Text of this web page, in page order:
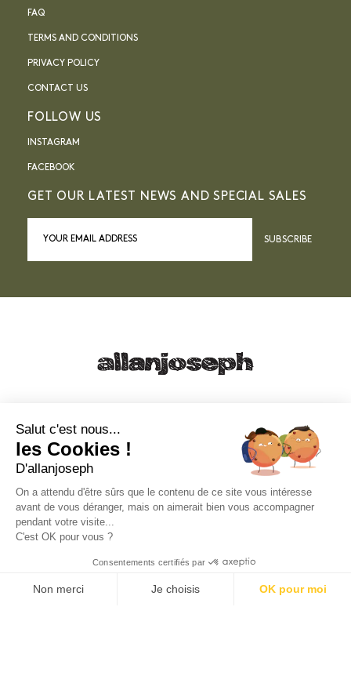
FAQ
TERMS AND CONDITIONS
PRIVACY POLICY
CONTACT US
FOLLOW US
INSTAGRAM
FACEBOOK
GET OUR LATEST NEWS AND SPECIAL SALES
SUBSCRIBE
49, RUE FRANCIS DAVSO - 13001 MARSEILLE
eshop@allanjoseph.com
Salut c'est nous...
les Cookies !
D'allanjoseph
On a attendu d'être sûrs que le contenu de ce site vous intéresse
avant de vous déranger, mais on aimerait bien vous accompagner
pendant votre visite...
C'est OK pour vous ?
Consentements certifiés par
Non merci Je choisis OK pour moi